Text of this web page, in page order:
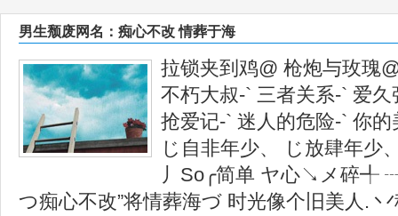
男生颓废网名：痴心不改 情葬于海
拉锁夹到鸡@ 枪炮与玫瑰
不朽大叔-` 三者关系-` 爱
抢爱记-` 迷人的危险-` 你
じ自非年少、 じ放肆年少
丿So╭简单 ヤ心↘メ碎
つ痴心不改”将情葬海づ 时光像个旧美人.